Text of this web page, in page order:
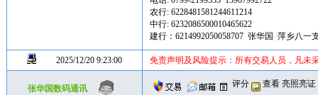
农行: 6228481581244611214
中行: 6232086500010465622
建行：6214992050058707 张华国 萍乡八一
2025/12/20 9:23:00 免责声明及风险提示：所有交易人员，凡未
张华国数码通讯 评分 查看 亮照亮证